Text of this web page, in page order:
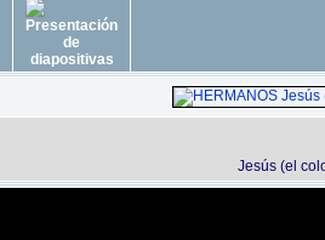
Jesús (el